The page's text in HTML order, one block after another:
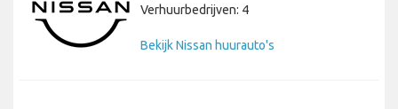
Verhuurbedrijven: 4
Bekijk Nissan huurauto's